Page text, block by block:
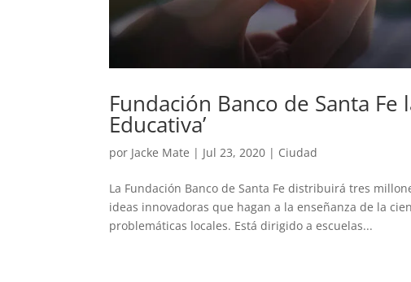
Fundación Banco de Santa
Educativa’
por Jacke Mate | Jul 23, 2020 | Ciudad
La Fundación Banco de Santa Fe distribuirá tres
ideas innovadoras que hagan a la enseñanza de la
problemáticas locales. Está dirigido a escuelas...